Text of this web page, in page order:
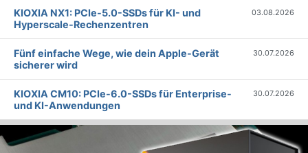
KIOXIA NX1: PCIe-5.0-SSDs für KI- und
Hyperscale-Rechenzentren
03.08.2026
Fünf einfache Wege, wie dein Apple-Gerät
sicherer wird
30.07.2026
KIOXIA CM10: PCIe-6.0-SSDs für Enterprise-
und KI-Anwendungen
30.07.2026